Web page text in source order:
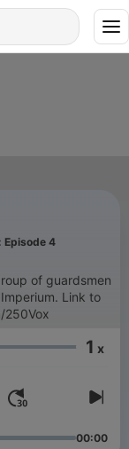
Episode 4
of guardsmen
Link to
1 x
00:00